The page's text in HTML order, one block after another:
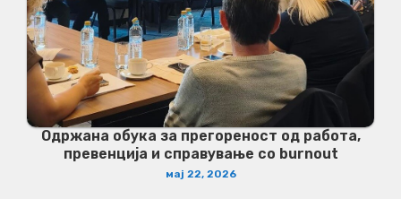
Одржана обука за прегореност од работа,
превенција и справување со burnout
мај 22, 2026